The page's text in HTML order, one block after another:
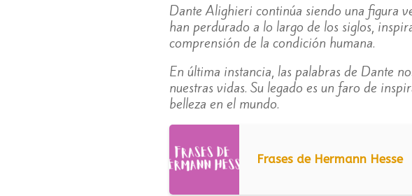
Dante Alighieri continúa siendo una figura
han perdurado a lo largo de los siglos,
comprensión de la condición humana.
En última instancia, las palabras de Dante
nuestras vidas. Su legado es un faro de
belleza en el mundo.
Frases de Hermann Hesse